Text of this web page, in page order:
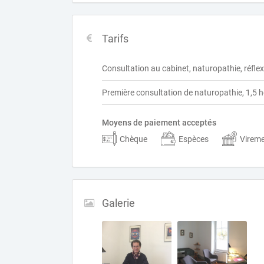
Tarifs
Consultation au cabinet, naturopathie,
Première consultation de naturopathie, 1,5
Moyens de paiement acceptés
Chèque
Espèces
Galerie